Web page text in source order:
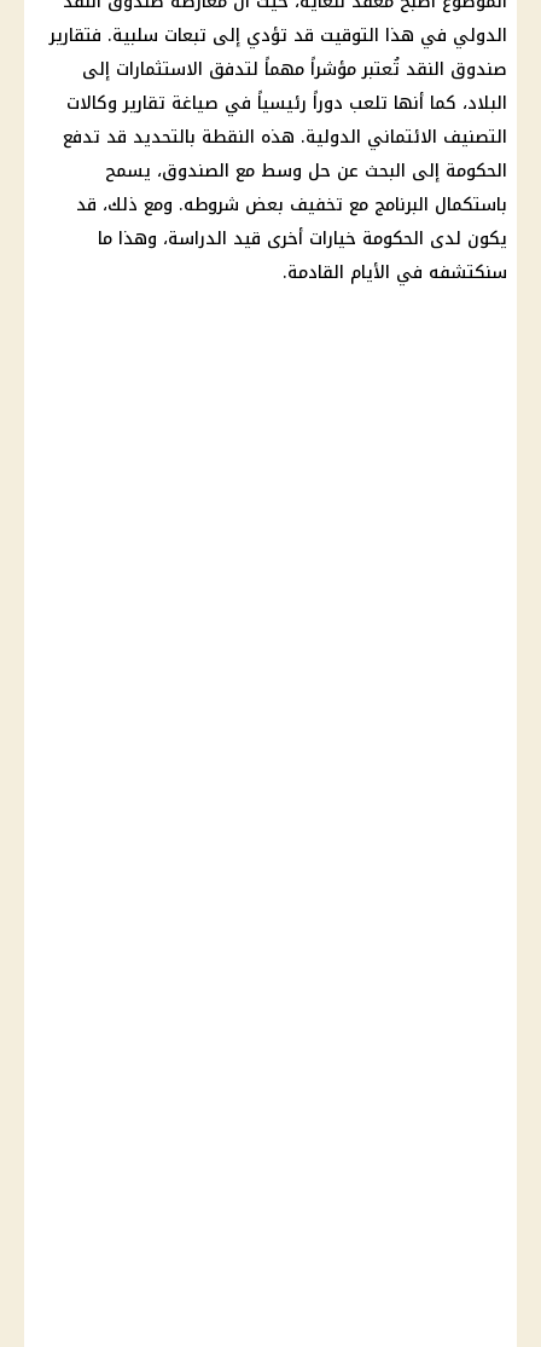
الدولي في هذا التوقيت قد تؤدي إلى تبعات سلبية. فتقارير
صندوق النقد تُعتبر مؤشراً مهماً لتدفق الاستثمارات إلى
البلاد، كما أنها تلعب دوراً رئيسياً في صياغة تقارير وكالات
التصنيف الائتماني الدولية. هذه النقطة بالتحديد قد تدفع
الحكومة إلى البحث عن حل وسط مع الصندوق، يسمح
باستكمال البرنامج مع تخفيف بعض شروطه. ومع ذلك، قد
يكون لدى الحكومة خيارات أخرى قيد الدراسة، وهذا ما
سنكتشفه في الأيام القادمة.